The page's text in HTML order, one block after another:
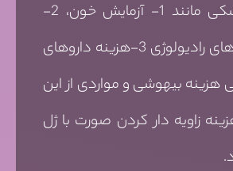
آزمایشهای پزشکی مانند 1- آزمایش خون، 2-
تصویر برداری های رادیولوژی 3-هزینه داروهای
حتی هزینه بیهوشی و مواردی از این
زاویه دار کردن صورت با ژل